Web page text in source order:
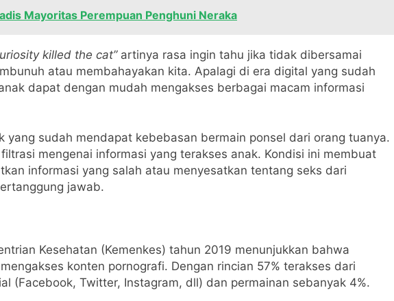
Mayoritas Perempuan Penghuni Neraka
killed the cat”artinya rasa ingin tahu jika tidak dibersamai
atau membahayakan kita. Apalagi di era digital yang sudah
dapat dengan mudah mengakses berbagai macam informasi
yang sudah mendapat kebebasan bermain ponsel dari orang tuanya.
mengenai informasi yang terakses anak. Kondisi ini membuat
informasi yang salah atau menyesatkan tentang seks dari
jawab.
Kesehatan (Kemenkes) tahun 2019 menunjukkan bahwa
konten pornografi. Dengan rincian 57% terakses dari
(Facebook, Twitter, Instagram, dll) dan permainan sebanyak 4%.